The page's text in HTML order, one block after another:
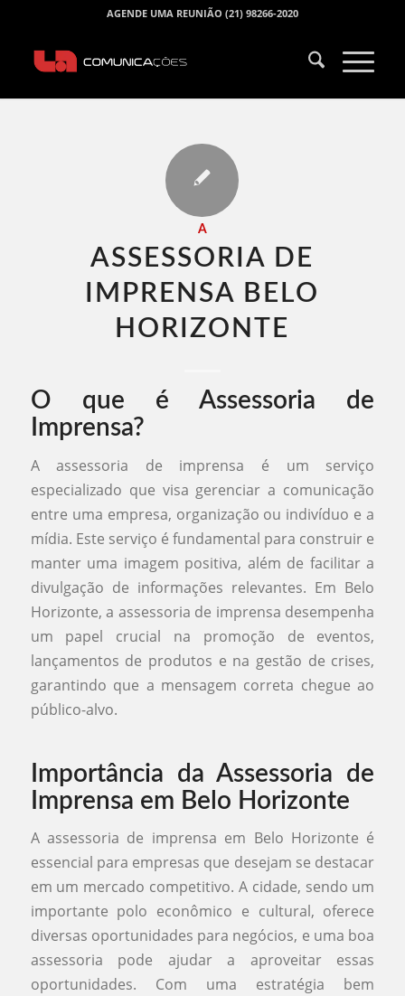
AGENDE UMA REUNIÃO (21) 98266-2020
A
ASSESSORIA DE
IMPRENSA BELO
HORIZONTE​
O que é Assessoria de
Imprensa?
A assessoria de imprensa é um serviço
especializado que visa gerenciar a comunicação
entre uma empresa, organização ou indivíduo e a
mídia. Este serviço é fundamental para construir e
manter uma imagem positiva, além de facilitar a
divulgação de informações relevantes. Em Belo
Horizonte, a assessoria de imprensa desempenha
um papel crucial na promoção de eventos,
lançamentos de produtos e na gestão de crises,
garantindo que a mensagem correta chegue ao
público-alvo.
Importância da Assessoria de
Imprensa em Belo Horizonte
A assessoria de imprensa em Belo Horizonte é
essencial para empresas que desejam se destacar
em um mercado competitivo. A cidade, sendo um
importante polo econômico e cultural, oferece
diversas oportunidades para negócios, e uma boa
assessoria pode ajudar a aproveitar essas
oportunidades. Com uma estratégia bem